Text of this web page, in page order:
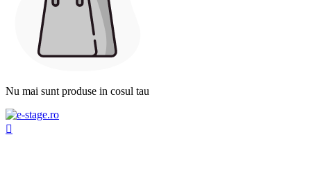
Nu mai sunt produse in cosul tau
